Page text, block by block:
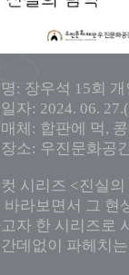
: 장우석 15회
자: 2024. 06.
체: 합판에 먹,
소: 우진문화공
시리즈 <진실
바라보면서 그 현
자 한 시리즈로
데없이 파헤치